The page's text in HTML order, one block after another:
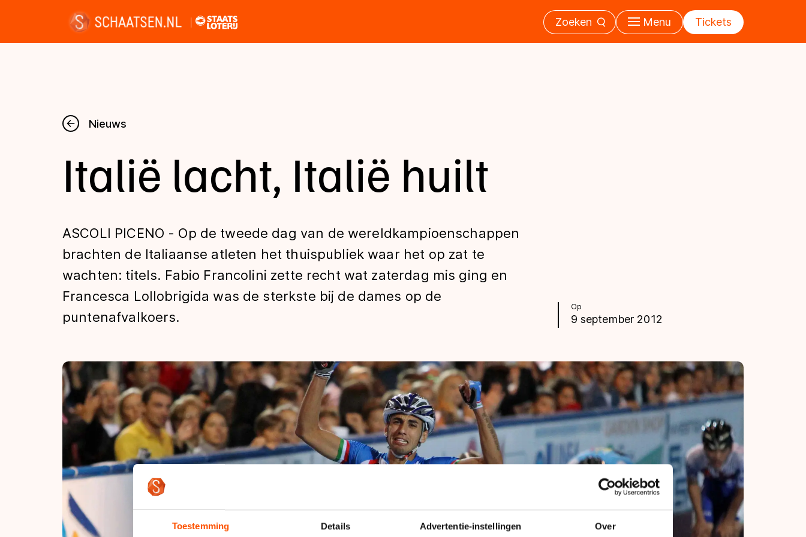
Toestemming Details Advertentie-instellingen Over
Zoeken Menu Tickets
Nieuws
Kalender
Uitslagen
Tijden & historie
Schaatsfans
Olympische Spelen
Nieuws
Op
9 september 2012
Italië lacht, Italië huilt
ASCOLI PICENO - Op de tweede dag van de wereldkampioenschappen
brachten de Italiaanse atleten het thuispubliek waar het op zat te
wachten: titels. Fabio Francolini zette recht wat zaterdag mis ging en
Francesca Lollobrigida was de sterkste bij de dames op de
puntenafvalkoers.